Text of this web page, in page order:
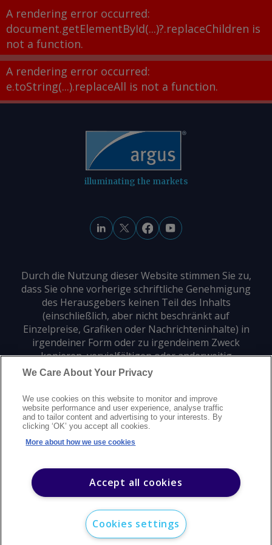
A rendering error occurred:
document.getElementById(...)?.replaceChildren is
not a function.
A rendering error occurred:
e.toString(...).replaceAll is not a function.
illuminating the markets
Durch die Nutzung dieser Website stimmen Sie zu,
dass Sie ohne vorherige schriftliche Genehmigung
des Herausgebers keinen Teil des Inhalts
(einschließlich, aber nicht beschränkt auf
Einzelpreise, Grafiken oder Nachrichteninhalte) in
irgendeiner Form oder zu irgendeinem Zweck
kopieren, vervielfältigen oder anderweitig
verwenden dürfen.
DatenschutzMarkenzeichenUrheberrecht
NutzungsbedingungenErklärung zur modernen Sklaverei
CareersKundensupport
We Care About Your Privacy
We use cookies on this website to monitor and improve
website performance and user experience, analyse traffic
and to tailor content and advertising to your interests. By
clicking ‘OK’ you accept all cookies.
More about how we use cookies
Accept all cookies
Cookies settings